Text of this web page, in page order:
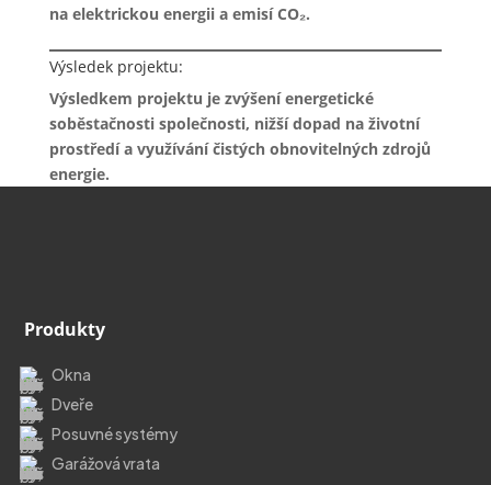
na elektrickou energii a emisí CO₂.
Výsledek projektu:
Výsledkem projektu je zvýšení energetické
soběstačnosti společnosti, nižší dopad na životní
prostředí a využívání čistých obnovitelných zdrojů
energie.
Produkty
Okna
Dveře
Posuvné systémy
Garážová vrata